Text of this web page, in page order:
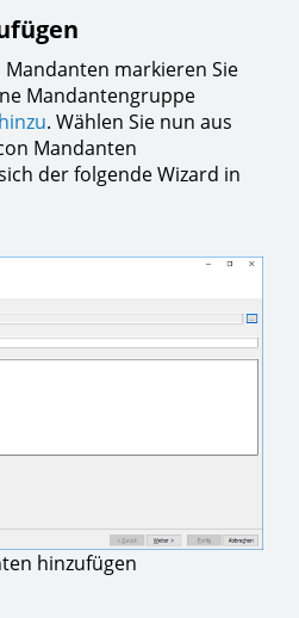
markieren Sie
Mandantengruppe
. Wählen Sie nun aus
Mandanten
der folgende Wizard in
hinzufügen